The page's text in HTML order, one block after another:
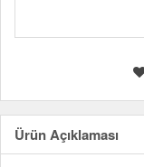
Ürün Açıklaması